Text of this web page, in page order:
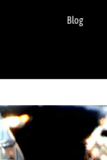
Blog